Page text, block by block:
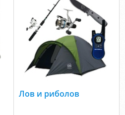
Лов и риболов